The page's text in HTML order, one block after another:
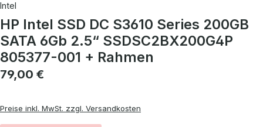
Intel
HP Intel SSD DC S3610 Series 200GB
SATA 6Gb 2.5“ SSDSC2BX200G4P
805377-001 + Rahmen
Regulärer Preis:
79,00 €
Preise inkl. MwSt. zzgl. Versandkosten